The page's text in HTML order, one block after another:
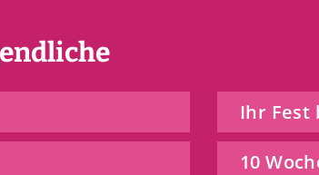
Ihr Fest
10